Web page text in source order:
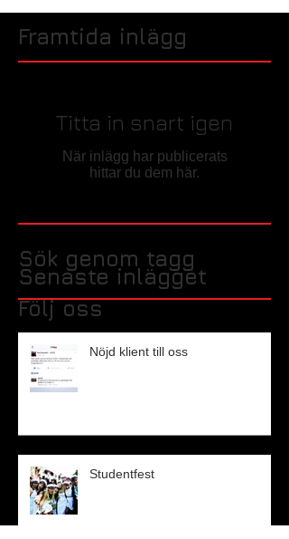
Framtida inlägg
Titta in snart igen
När inlägg har publicerats
hittar du dem här.
Senaste inlägget
Sök genom tagg
Följ oss
Nöjd klient till oss
Studentfest